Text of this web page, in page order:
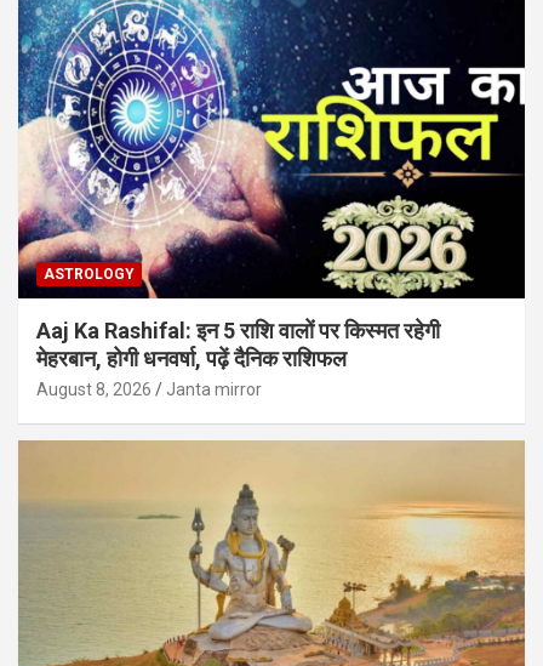
ASTROLOGY
Aaj Ka Rashifal: इन 5 राशि वालों पर किस्मत रहेगी
मेहरबान, होगी धनवर्षा, पढ़ें दैनिक राशिफल
August 8, 2026 Janta mirror